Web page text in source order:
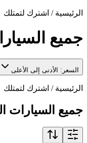
الرئيسية / اشترك لتمتلك
جميع
السعر: الأدنى إلى الأعلى
الرئيسية / اشترك لتمتلك
جميع السيارات